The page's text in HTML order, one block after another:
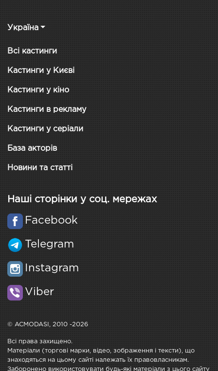
Україна
Всі кастинги
Кастинги у Києві
Кастинги у кіно
Кастинги в рекламу
Кастинги у серіали
База акторів
Новини та статті
Наші сторінки у соц. мережах
Facebook
Telegram
Instagram
Viber
© ACMODASI, 2010 -2026
Всі права захищено.
Матеріали (торгові марки, відео, зображення і тексти), що
знаходяться на цьому сайті належать їх правовласникам.
Заборонено використовувати будь-які матеріали з цього сайту